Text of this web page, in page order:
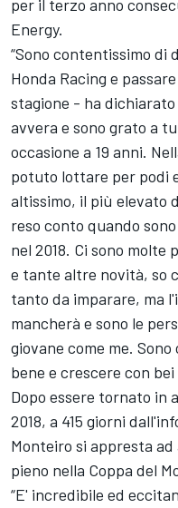
per il terzo anno
Energy.
“Sono contentissimo
Honda Racing e
stagione - ha dichiarato
avvera e sono grato a
occasione a 19 anni.
potuto lottare per podi
altissimo, il più elevato
reso conto quando
nel 2018. Ci sono molte
e tante altre novità, so
tanto da imparare, ma
mancherà e sono le
giovane come me.
bene e crescere con
Dopo essere tornato in
2018, a 415 giorni
Monteiro si appresta
pieno nella Coppa del
“E' incredibile ed